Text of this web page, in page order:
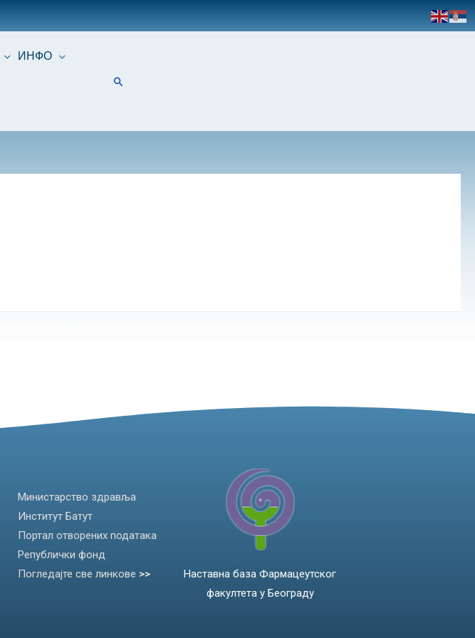
ИНФО
Министарство здравља
Институт Батут
Портал отворених података
Републички фонд
Погледајте све линкове >>
Наставна база Фармацеутског
факултета у Београду